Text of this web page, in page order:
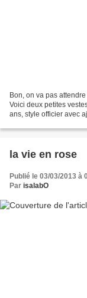
Bon, on va pas
Voici deux petites
ans, style officier avec
la vie en rose
Publié le 03/03/2013 à
Par isalabO